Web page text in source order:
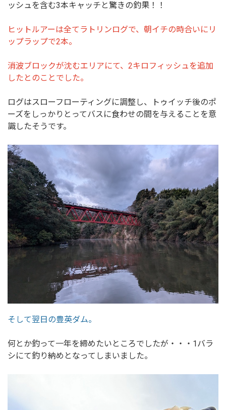
ッシュを含む3本キャッチと驚きの釣果！！
ヒットルアーは全てラトリンログで、朝イチの時合いにリ
ップラップで2本。
消波ブロックが沈むエリアにて、2キロフィッシュを追加
したとのことでした。
ログはスローフローティングに調整し、トゥイッチ後のポ
ーズをしっかりとってバスに食わせの間を与えることを意
識したそうです。
そして翌日の豊英ダム。
何とか釣って一年を締めたいところでしたが・・・1バラ
シにて釣り納めとなってしまいました。